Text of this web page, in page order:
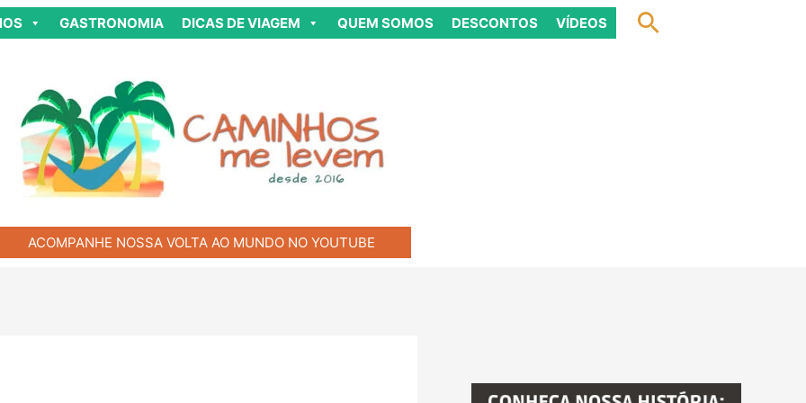
GASTRONOMIA DICAS DE VIAGEM QUEM SOMOS DESCONTOS VÍDEOS Pesquisar
ACOMPANHE NOSSA VOLTA AO MUNDO NO YOUTUBE